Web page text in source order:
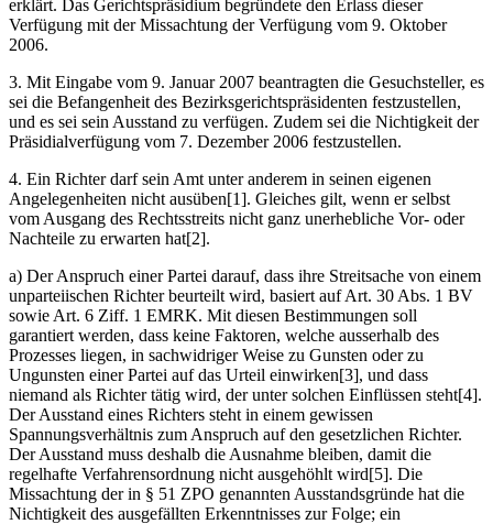
erklärt. Das Gerichtspräsidium begründete den Erlass dieser
Verfügung mit der Missachtung der Verfügung vom 9. Oktober
2006.
3. Mit Eingabe vom 9. Januar 2007 beantragten die Gesuch­steller, es
sei die Befangenheit des Bezirksgerichtspräsidenten festzustellen,
und es sei sein Ausstand zu verfügen. Zudem sei die Nichtigkeit der
Präsidialverfügung vom 7. Dezember 2006 festzustellen.
4. Ein Richter darf sein Amt unter anderem in seinen eigenen
Angelegenheiten nicht ausüben[1]. Gleiches gilt, wenn er selbst
vom Ausgang des Rechtsstreits nicht ganz unerhebliche Vor- oder
Nachteile zu erwarten hat[2].
a) Der Anspruch einer Partei darauf, dass ihre Streitsache von einem
unparteiischen Richter beurteilt wird, basiert auf Art. 30 Abs. 1 BV
sowie Art. 6 Ziff. 1 EMRK. Mit diesen Bestimmungen soll
garantiert werden, dass keine Faktoren, welche ausserhalb des
Prozesses liegen, in sachwidriger Weise zu Gunsten oder zu
Ungunsten einer Partei auf das Urteil einwirken[3], und dass
niemand als Richter tätig wird, der unter solchen Einflüssen steht[4].
Der Ausstand eines Richters steht in einem gewissen
Spannungsverhältnis zum Anspruch auf den gesetzlichen Richter.
Der Ausstand muss deshalb die Ausnahme bleiben, damit die
regelhafte Verfahrensordnung nicht ausgehöhlt wird[5]. Die
Missachtung der in § 51 ZPO genannten Ausstandsgründe hat die
Nichtigkeit des ausgefällten Erkenntnisses zur Folge; ein